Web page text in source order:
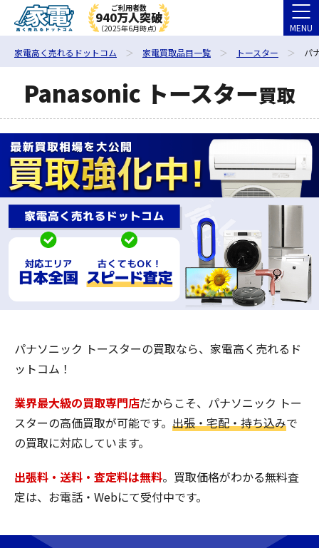
ご利用者数
940万人突破
（2025年6月時点） MENU
家電高く売れるドットコム 家電買取品目一覧 トースター パ
Panasonic トースター買取
パナソニック トースターの買取なら、家電高く売れるド
ットコム！
業界最大級の買取専門店だからこそ、パナソニック トー
スターの高価買取が可能です。 出張・宅配・持ち込みで
の買取に対応しています。
出張料・送料・査定料は無料。買取価格がわかる無料査
定は、お電話・Webにて受付中です。